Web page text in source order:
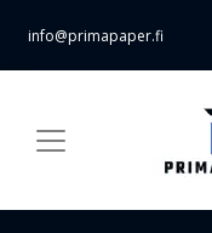
info@primapaper.fi